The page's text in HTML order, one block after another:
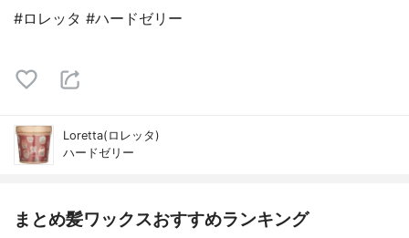
#ロレッタ #ハードゼリー
Loretta(ロレッタ)
ハードゼリー
まとめ髪ワックスおすすめランキング